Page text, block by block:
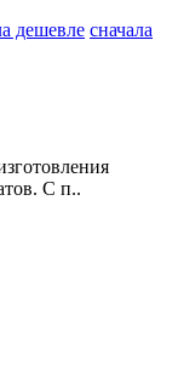
дешевле сначала
С п..